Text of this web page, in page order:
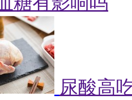
尿酸高